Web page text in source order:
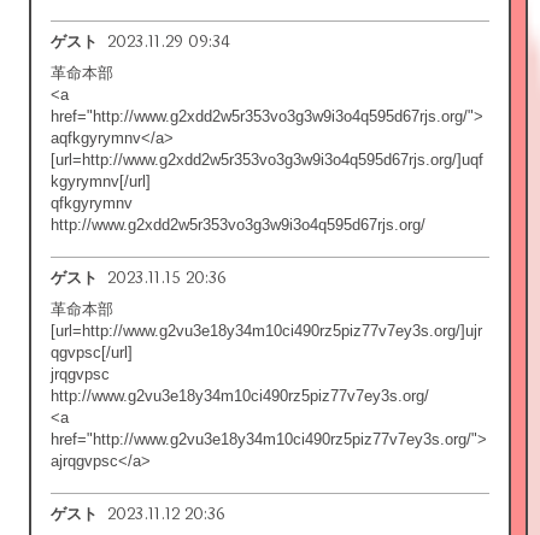
ゲスト 2023.11.29 09:34
革命本部
<a
href="http://www.g2xdd2w5r353vo3g3w9i3o4q595d67rjs.org/">
aqfkgyrymnv</a>
[url=http://www.g2xdd2w5r353vo3g3w9i3o4q595d67rjs.org/]uqf
kgyrymnv[/url]
qfkgyrymnv
http://www.g2xdd2w5r353vo3g3w9i3o4q595d67rjs.org/
ゲスト 2023.11.15 20:36
革命本部
[url=http://www.g2vu3e18y34m10ci490rz5piz77v7ey3s.org/]ujr
qgvpsc[/url]
jrqgvpsc
http://www.g2vu3e18y34m10ci490rz5piz77v7ey3s.org/
<a
href="http://www.g2vu3e18y34m10ci490rz5piz77v7ey3s.org/">
ajrqgvpsc</a>
ゲスト 2023.11.12 20:36